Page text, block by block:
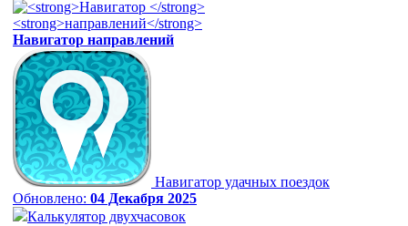
Навигатор направлений
Навигатор удачных поездок
Обновлено: 04 Декабря 2025
Калькулятор двухчасовок